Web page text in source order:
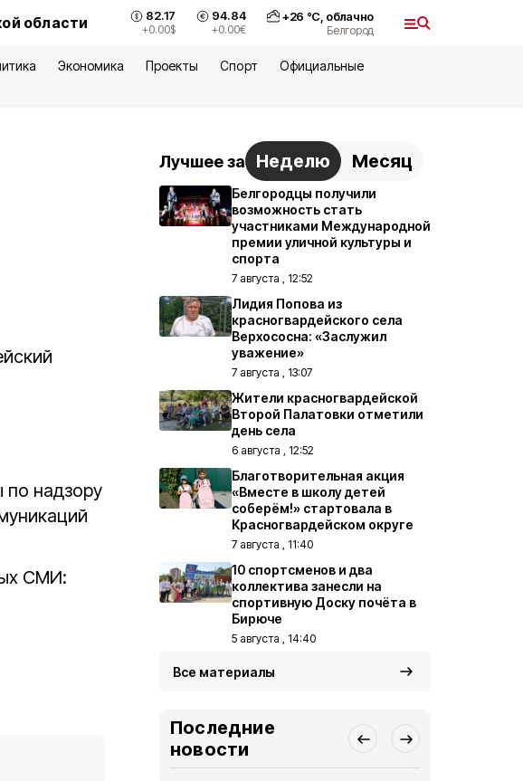
области 82.17
+0.00$
94.84
+0.00€
+26 °С, облачно
Белгород
Экономика Проекты Спорт
Официальные
по надзору
СМИ:
Лучшее за Неделю Месяц
Белгородцы получили
возможность стать
участниками Международной
премии уличной культуры и
спорта
7 августа , 12:52
Лидия Попова из
красногвардейского села
Верхососна: «Заслужил
уважение»
7 августа , 13:07
Жители красногвардейской
Второй Палатовки отметили
день села
6 августа , 12:52
Благотворительная акция
«Вместе в школу детей
соберём!» стартовала в
Красногвардейском округе
7 августа , 11:40
10 спортсменов и два
коллектива занесли на
спортивную Доску почёта в
Бирюче
5 августа , 14:40
Все материалы
Последние
новости